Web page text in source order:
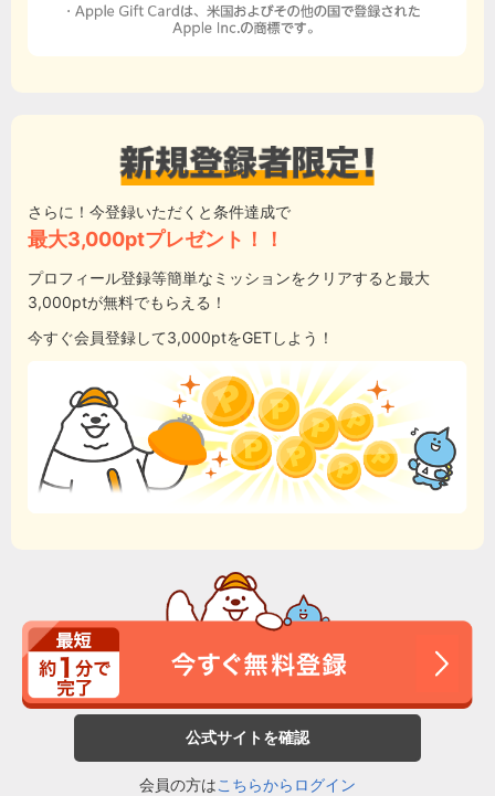
さらに！今登録いただくと条件達成で
最大3,000ptプレゼント！！
プロフィール登録等簡単なミッションをクリアすると最大
3,000ptが無料でもらえる！
今すぐ会員登録して3,000ptをGETしよう！
公式サイトを確認
会員の方はこちらからログイン